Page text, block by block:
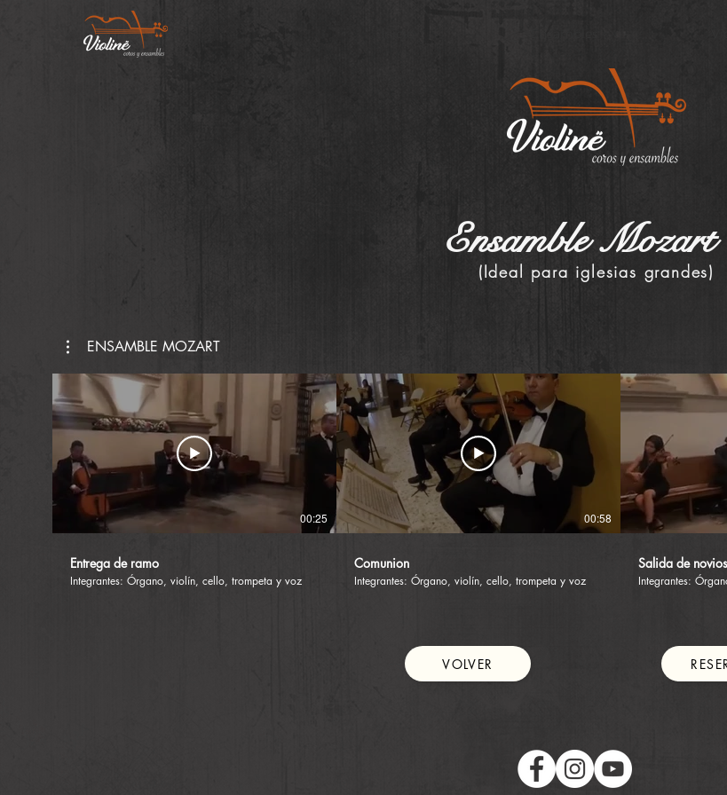
Ensamble Mozart
(Ideal para iglesias grandes)
ENSAMBLE MOZART
00:25
Entrega de ramo
Integrantes: Órgano, violín, cello, trompeta y voz
00:58
Comunion
Integrantes: Órgano, violín, cello, trompeta y voz
Salida de novios
Integrantes:
VOLVER